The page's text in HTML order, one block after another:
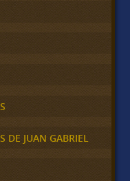
DE JUAN GABRIEL